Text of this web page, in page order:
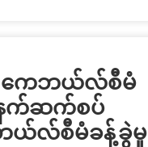
ကေဘယ်လ်စီမံ
က်ဆက်စပ်
ဘယ်လ်စီမံခန့်ခွဲမှု